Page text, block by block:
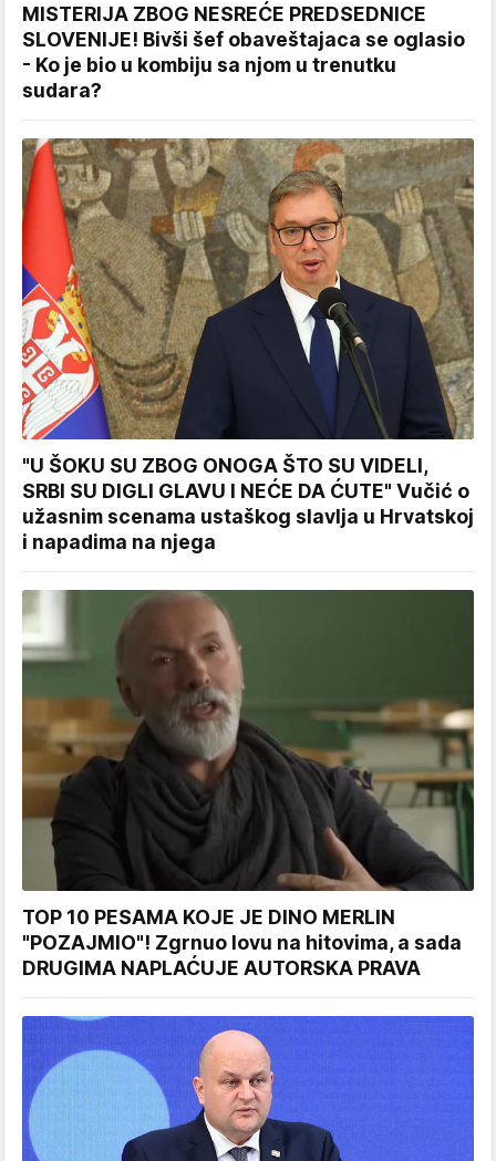
MISTERIJA ZBOG NESREĆE PREDSEDNICE
SLOVENIJE! Bivši šef obaveštajaca se oglasio
- Ko je bio u kombiju sa njom u trenutku
sudara?
"U ŠOKU SU ZBOG ONOGA ŠTO SU VIDELI,
SRBI SU DIGLI GLAVU I NEĆE DA ĆUTE" Vučić o
užasnim scenama ustaškog slavlja u Hrvatskoj
i napadima na njega
TOP 10 PESAMA KOJE JE DINO MERLIN
"POZAJMIO"! Zgrnuo lovu na hitovima, a sada
DRUGIMA NAPLAĆUJE AUTORSKA PRAVA